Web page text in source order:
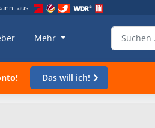
aus:
Mehr
Das will ich!